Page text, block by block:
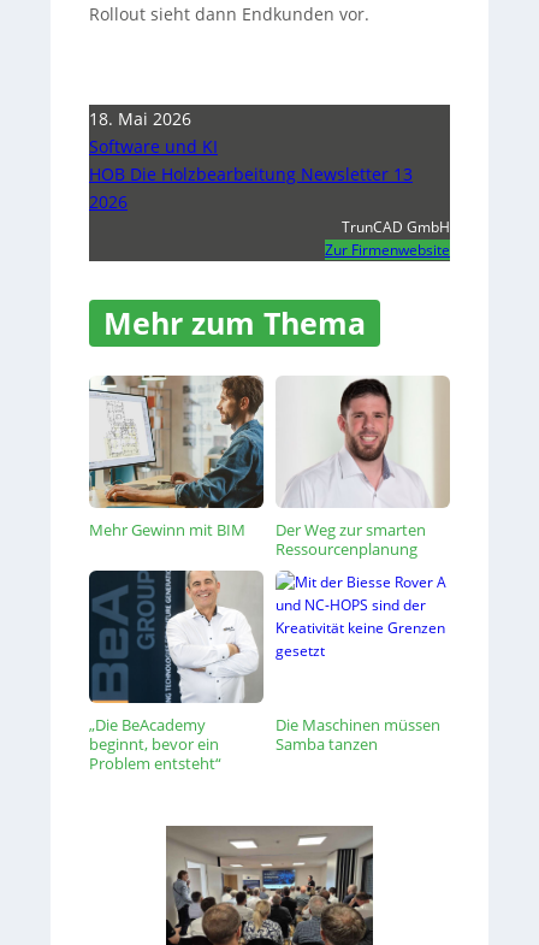
Rollout sieht dann Endkunden vor.
18. Mai 2026
Software und KI
HOB Die Holzbearbeitung Newsletter 13
2026
TrunCAD GmbH
Zur Firmenwebsite
Mehr zum Thema
Mehr Gewinn mit BIM
Der Weg zur smarten
Ressourcenplanung
„Die BeAcademy
beginnt, bevor ein
Problem entsteht“
Die Maschinen müssen
Samba tanzen